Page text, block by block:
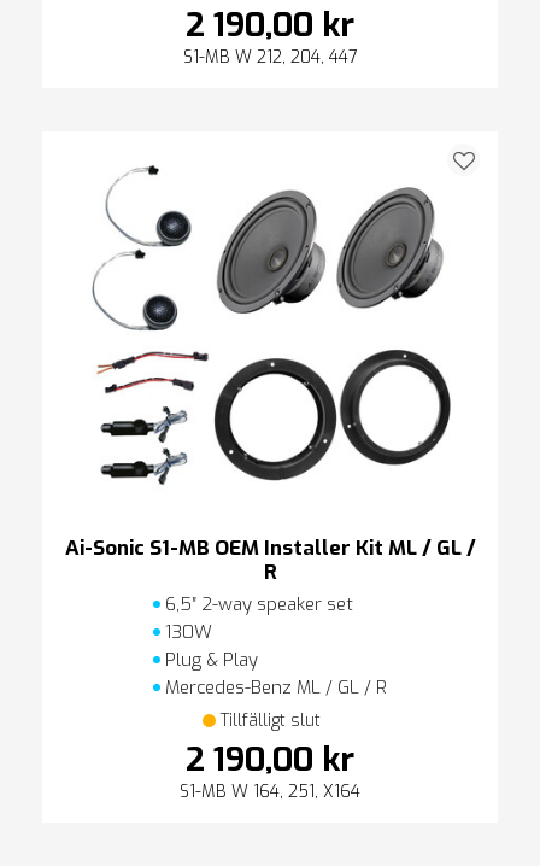
2 190,00 kr
S1-MB W 212, 204, 447
Ai-Sonic S1-MB OEM Installer Kit ML / GL /
R
6,5″ 2-way speaker set
130W
Plug & Play
Mercedes-Benz ML / GL / R
Tillfälligt slut
2 190,00 kr
S1-MB W 164, 251, X164